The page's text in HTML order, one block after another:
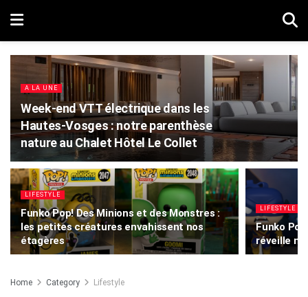
A LA UNE
Week-end VTT électrique dans les
Hautes-Vosges : notre parenthèse
nature au Chalet Hôtel Le Collet
LIFESTYLE
Funko Pop! Des Minions et des Monstres :
les petites créatures envahissent nos
étagères
LIFESTYLE
Funko
réveille
Home Category Lifestyle